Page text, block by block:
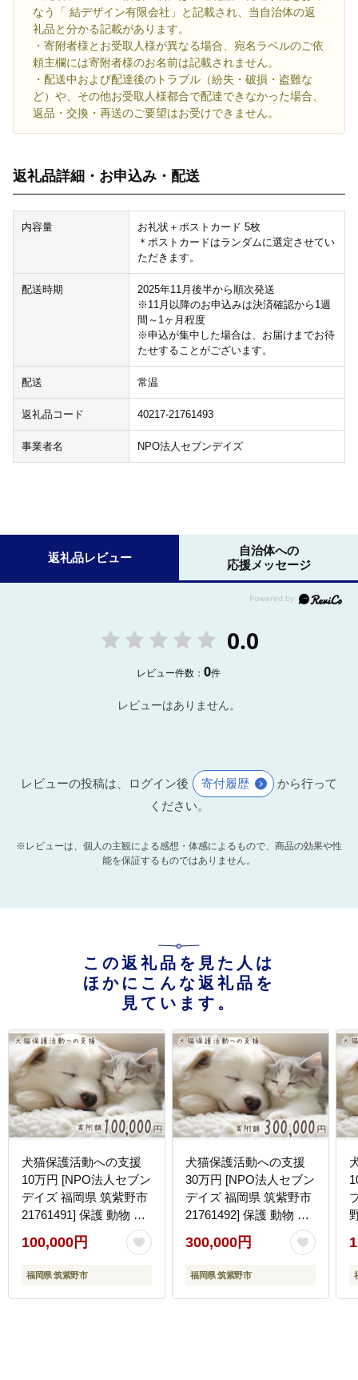
なう「 結デザイン有限会社」と記載され、当自治体の返
礼品と分かる記載があります。
・寄附者様とお受取人様が異なる場合、宛名ラベルのご依
頼主欄には寄附者様のお名前は記載されません。
・配送中および配達後のトラブル（紛失・破損・盗難な
ど）や、その他お受取人様都合で配達できなかった場合、
返品・交換・再送のご要望はお受けできません。
返礼品詳細・お申込み・配送
内容量
お礼状＋ポストカード 5枚
＊ポストカードはランダムに選定させてい
ただきます。
配送時期
2025年11月後半から順次発送
※11月以降のお申込みは決済確認から1週
間～1ヶ月程度
※申込が集中した場合は、お届けまでお待
たせすることがございます。
配送 常温
返礼品コード 40217-21761493
事業者名 NPO法人セブンデイズ
返礼品レビュー
自治体への
応援メッセージ
0.0
レビュー件数：0件
レビューはありません。
レビューの投稿は、ログイン後 寄付履歴
から行って
ください。
※レビューは、個人の主観による感想・体感によるもので、商品の効果や性
能を保証するものではありません。
この返礼品を見た人は
ほかにこんな返礼品を
見ています。
犬猫保護活動への支援
10万円 [NPO法人セブン
デイズ 福岡県 筑紫野市
21761491] 保護 動物 犬
猫 犬猫 保護犬 支援 応
援 イヌ ネコ いぬ ねこ
ペット動物愛護 愛護 保
100,000円
福岡県 筑紫野市
犬猫保護活動への支援
30万円 [NPO法人セブン
デイズ 福岡県 筑紫野市
21761492] 保護 動物 犬
猫 犬猫 保護犬 支援 応
援 イヌ ネコ いぬ ねこ
ペット動物愛護 愛護 保
300,000円
福岡県 筑紫野市